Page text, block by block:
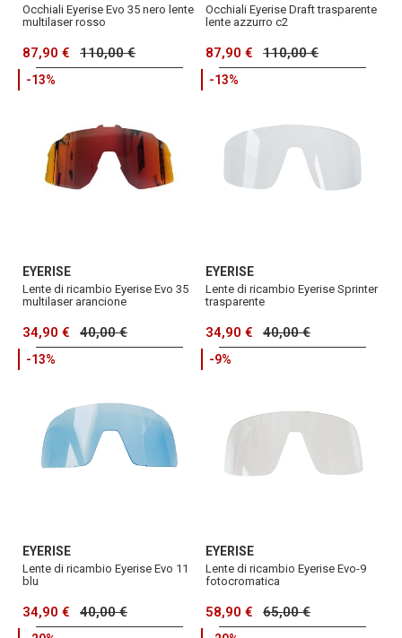
Occhiali Eyerise Evo 35 nero lente
multilaser rosso
87,90 € 110,00 €
Occhiali Eyerise Draft trasparente
lente azzurro c2
87,90 € 110,00 €
-13%
EYERISE
Lente di ricambio Eyerise Evo 35
multilaser arancione
34,90 € 40,00 €
-13%
EYERISE
Lente di ricambio Eyerise Sprinter
trasparente
34,90 € 40,00 €
-13%
EYERISE
Lente di ricambio Eyerise Evo 11
blu
34,90 € 40,00 €
-9%
EYERISE
Lente di ricambio Eyerise Evo-9
fotocromatica
58,90 € 65,00 €